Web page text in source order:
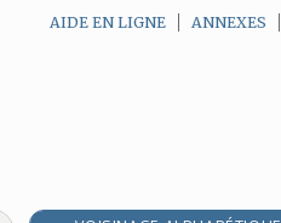
AIDE EN LIGNE ANNEXES